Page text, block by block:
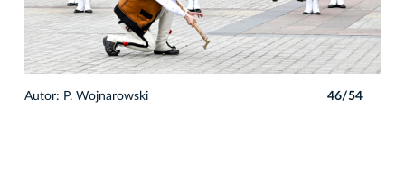
Autor: P. Wojnarowski 46/54